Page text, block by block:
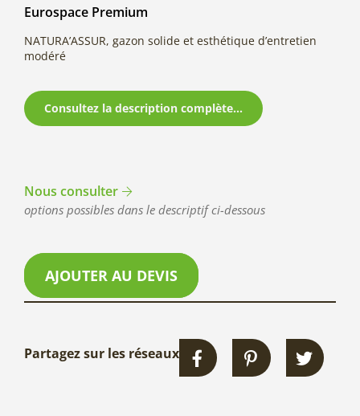
Eurospace Premium
NATURA’ASSUR, gazon solide et esthétique d’entretien
modéré
Consultez la description complète...
Nous consulter
options possibles dans le descriptif ci-dessous
AJOUTER AU DEVIS
Partagez sur les réseaux